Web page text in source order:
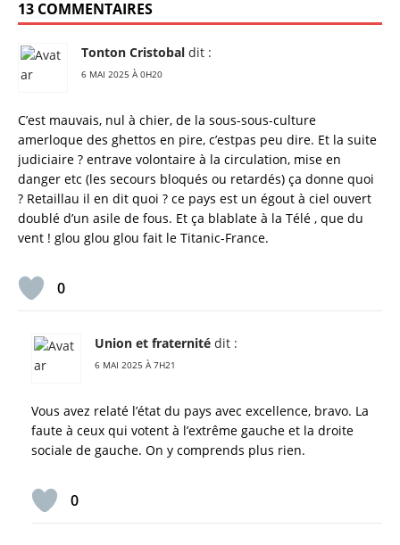
13 COMMENTAIRES
Tonton Cristobal dit :
6 MAI 2025 À 0H20
C’est mauvais, nul à chier, de la sous-sous-culture
amerloque des ghettos en pire, c’estpas peu dire. Et la suite
judiciaire ? entrave volontaire à la circulation, mise en
danger etc (les secours bloqués ou retardés) ça donne quoi
? Retaillau il en dit quoi ? ce pays est un égout à ciel ouvert
doublé d’un asile de fous. Et ça blablate à la Télé , que du
vent ! glou glou glou fait le Titanic-France.
0
Union et fraternité dit :
6 MAI 2025 À 7H21
Vous avez relaté l’état du pays avec excellence, bravo. La
faute à ceux qui votent à l’extrême gauche et la droite
sociale de gauche. On y comprends plus rien.
0